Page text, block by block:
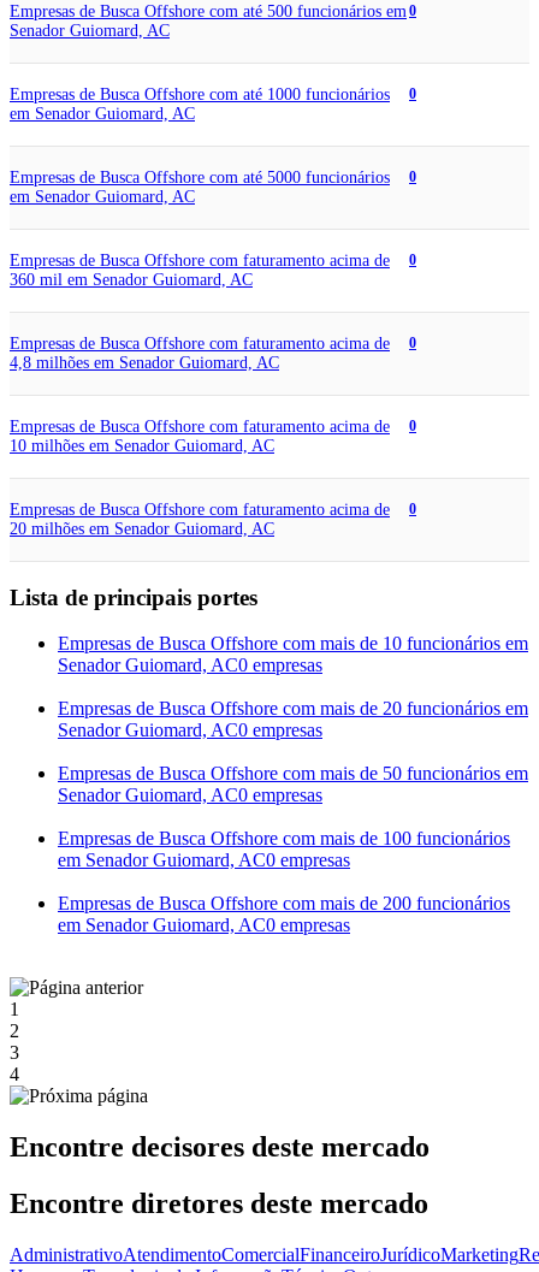
Empresas de Busca Offshore com até 500 funcionários em
Senador Guiomard, AC
0
Empresas de Busca Offshore com até 1000 funcionários
em Senador Guiomard, AC
0
Empresas de Busca Offshore com até 5000 funcionários
em Senador Guiomard, AC
0
Empresas de Busca Offshore com faturamento acima de
360 mil em Senador Guiomard, AC
0
Empresas de Busca Offshore com faturamento acima de
4,8 milhões em Senador Guiomard, AC
0
Empresas de Busca Offshore com faturamento acima de
10 milhões em Senador Guiomard, AC
0
Empresas de Busca Offshore com faturamento acima de
20 milhões em Senador Guiomard, AC
0
Lista de principais portes
Empresas de Busca Offshore com mais de 10 funcionários em
Senador Guiomard, AC0 empresas
Empresas de Busca Offshore com mais de 20 funcionários em
Senador Guiomard, AC0 empresas
Empresas de Busca Offshore com mais de 50 funcionários em
Senador Guiomard, AC0 empresas
Empresas de Busca Offshore com mais de 100 funcionários
em Senador Guiomard, AC0 empresas
Empresas de Busca Offshore com mais de 200 funcionários
em Senador Guiomard, AC0 empresas
1
2
3
4
Encontre decisores deste mercado
Encontre diretores deste mercado
AdministrativoAtendimentoComercialFinanceiroJurídicoMarketing